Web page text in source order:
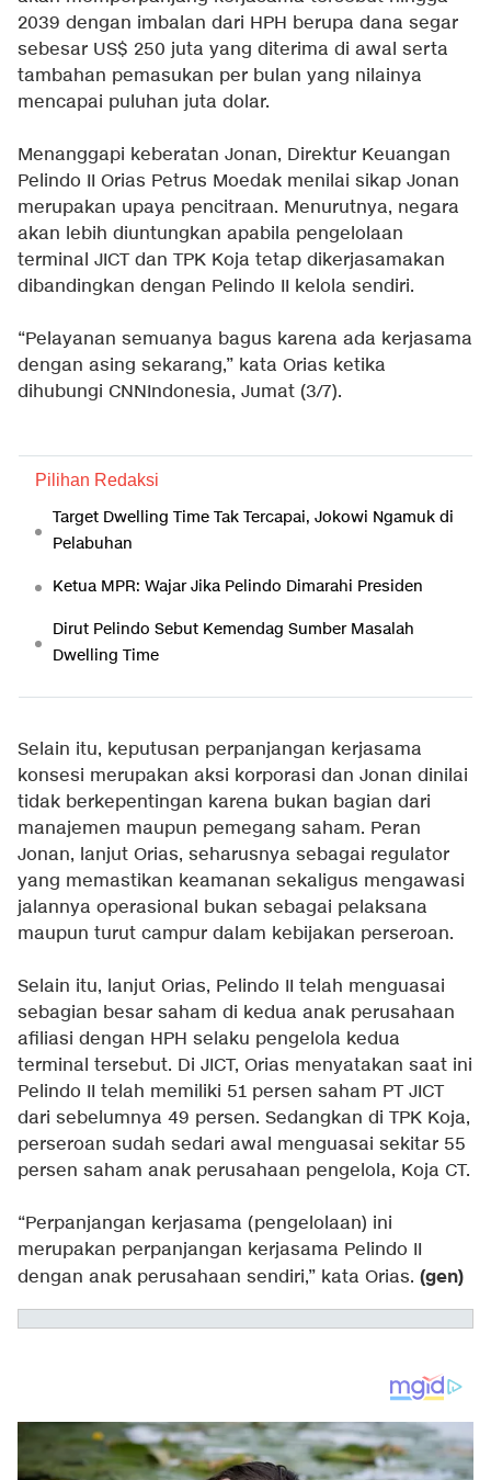
2039 dengan imbalan dari HPH berupa dana segar
sebesar US$ 250 juta yang diterima di awal serta
tambahan pemasukan per bulan yang nilainya
mencapai puluhan juta dolar.
Menanggapi keberatan Jonan, Direktur Keuangan
Pelindo II Orias Petrus Moedak menilai sikap Jonan
merupakan upaya pencitraan. Menurutnya, negara
akan lebih diuntungkan apabila pengelolaan
terminal JICT dan TPK Koja tetap dikerjasamakan
dibandingkan dengan Pelindo II kelola sendiri.
“Pelayanan semuanya bagus karena ada kerjasama
dengan asing sekarang,” kata Orias ketika
dihubungi CNNIndonesia, Jumat (3/7).
Pilihan Redaksi
Target Dwelling Time Tak Tercapai, Jokowi Ngamuk di
Pelabuhan
Ketua MPR: Wajar Jika Pelindo Dimarahi Presiden
Dirut Pelindo Sebut Kemendag Sumber Masalah
Dwelling Time
Selain itu, keputusan perpanjangan kerjasama
konsesi merupakan aksi korporasi dan Jonan dinilai
tidak berkepentingan karena bukan bagian dari
manajemen maupun pemegang saham. Peran
Jonan, lanjut Orias, seharusnya sebagai regulator
yang memastikan keamanan sekaligus mengawasi
jalannya operasional bukan sebagai pelaksana
maupun turut campur dalam kebijakan perseroan.
Selain itu, lanjut Orias, Pelindo II telah menguasai
sebagian besar saham di kedua anak perusahaan
afiliasi dengan HPH selaku pengelola kedua
terminal tersebut. Di JICT, Orias menyatakan saat ini
Pelindo II telah memiliki 51 persen saham PT JICT
dari sebelumnya 49 persen. Sedangkan di TPK Koja,
perseroan sudah sedari awal menguasai sekitar 55
persen saham anak perusahaan pengelola, Koja CT.
“Perpanjangan kerjasama (pengelolaan) ini
merupakan perpanjangan kerjasama Pelindo II
dengan anak perusahaan sendiri,” kata Orias. (gen)